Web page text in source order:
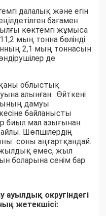
далалық және егін
бағамен
көктемгі жұмыса
мың тонна бөлінді.
2,1 мың тоннасын
де
облыстық
алынған. Өйткені
дамуы
байланысты
биыл мал азығынан
Шөпшілердің
соны аңғартқандай.
жылдық емес, жыл
боларына сенім бар.
округіндегі
жетекшісі: